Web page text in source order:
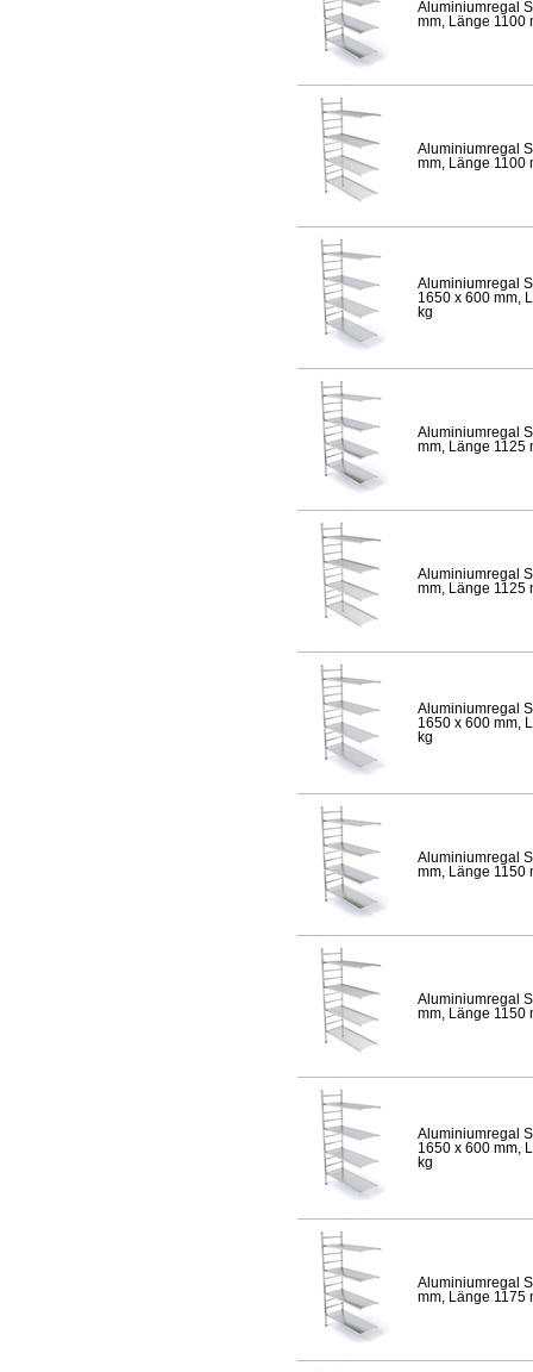
Aluminiumregal
mm, Länge 1100
Aluminiumregal
mm, Länge 1100
Aluminiumregal
1650 x 600 mm,
kg
Aluminiumregal
mm, Länge 1125
Aluminiumregal
mm, Länge 1125
Aluminiumregal
1650 x 600 mm,
kg
Aluminiumregal
mm, Länge 1150
Aluminiumregal
mm, Länge 1150
Aluminiumregal
1650 x 600 mm,
kg
Aluminiumregal
mm, Länge 1175